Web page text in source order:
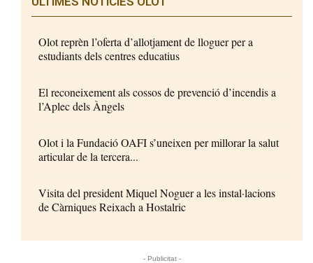
Olot reprèn l’oferta d’allotjament de lloguer per a
estudiants dels centres educatius
El reconeixement als cossos de prevenció d’incendis a
l’Aplec dels Àngels
Olot i la Fundació OAFI s’uneixen per millorar la salut
articular de la tercera...
Visita del president Miquel Noguer a les instal·lacions
de Càrniques Reixach a Hostalric
- Publicitat -